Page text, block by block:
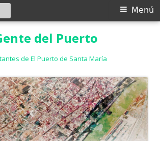
del Puerto
de El Puerto de Santa María
Menú
Buscar: